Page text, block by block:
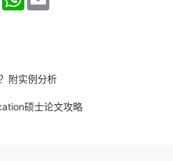
附实例分析
硕士论文攻略